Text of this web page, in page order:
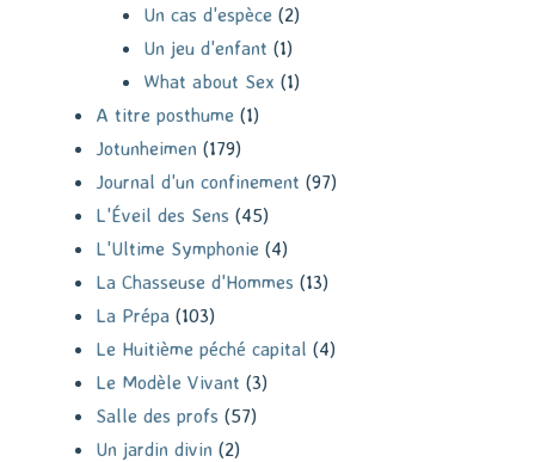
Un cas d'espèce (2)
Un jeu d'enfant (1)
What about Sex (1)
A titre posthume (1)
Jotunheimen (179)
Journal d'un confinement (97)
L'Éveil des Sens (45)
L'Ultime Symphonie (4)
La Chasseuse d'Hommes (13)
La Prépa (103)
Le Huitième péché capital (4)
Le Modèle Vivant (3)
Salle des profs (57)
Un jardin divin (2)